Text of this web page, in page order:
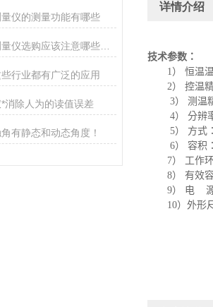
仪的测量功能有哪些
动态接触角测量仪选购应该注意哪些问题并进行说明
行业都有广泛的应用
消除人为的读值误差
有静态和动态角度！
详情介绍
技术参数：
1） 恒温
2） 控温
3） 测温
4） 分辨
5） 方式
6） 容积
7） 工作
8） 有效
9） 电
10）外形